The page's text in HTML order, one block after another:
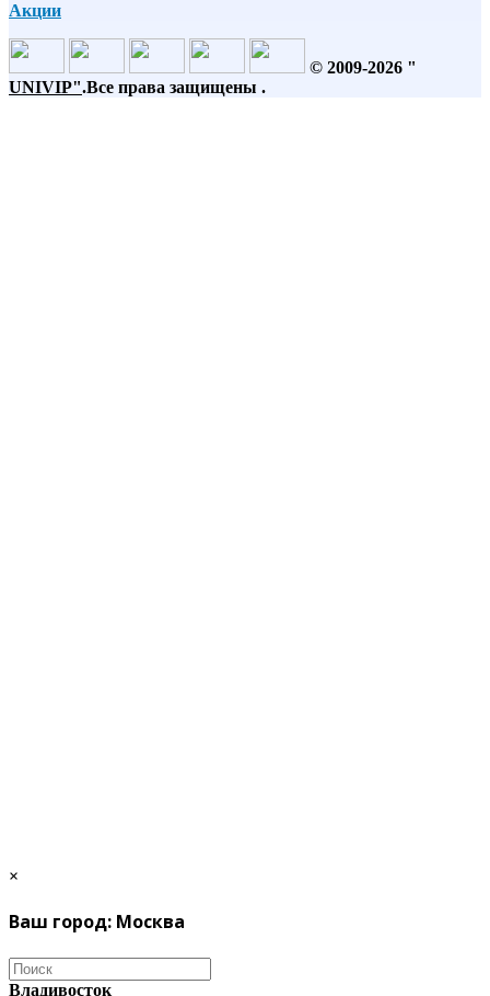
Акции
© 2009-2026 "
UNIVIP".Все права защищены .
×
Ваш город: Москва
Владивосток